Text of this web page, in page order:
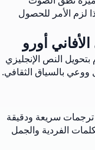
لزم الأمر للحصول
أورو
النص الإنجليزي
بالسياق الثقافي.
ترجمات سريعة ودقيقة
الفردية والجمل